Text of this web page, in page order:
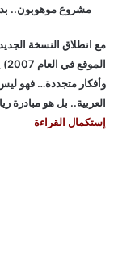
مشروع موهوبون..
مع انطلاق النسخة
وأفكار متجددة… فهو
العربية.. بل هو مبادرة
إستكمال القراءة